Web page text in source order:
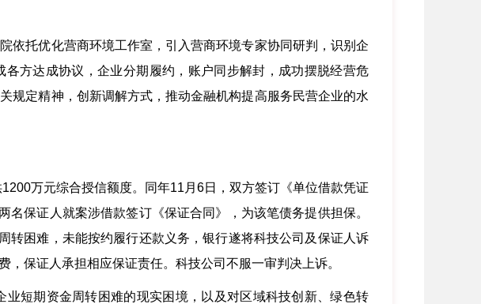
托优化营商环境工作室，引入营商环境专家协同研判，识别企
各方达成协议，企业分期履约，账户同步解封，成功摆脱经营危
规定精神，创新调解方式，推动金融机构提高服务民营企业的水
万元综合授信额度。同年11月6日，双方签订《单位借款凭证
保证人就案涉借款签订《保证合同》，为该笔债务提供担保。
转困难，未能按约履行还款义务，银行遂将科技公司及保证人诉
保证人承担相应保证责任。科技公司不服一审判决上诉。
短期资金周转困难的现实困境，以及对区域科技创新、绿色转